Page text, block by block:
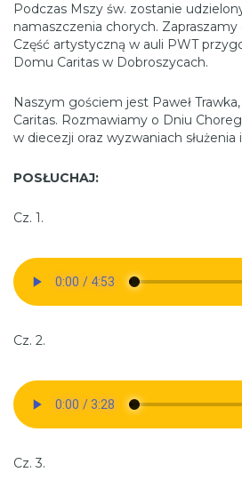
Podczas Mszy św. zostanie
namaszczenia chorych.
Część artystyczną w auli PWT
Domu Caritas w Dobroszycach.
Naszym gościem jest Paweł
Caritas. Rozmawiamy o Dniu
w diecezji oraz wyzwaniach
POSŁUCHAJ:
Cz. 1.
Cz. 2.
Cz. 3.